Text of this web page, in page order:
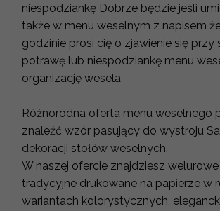
niespodziankę Dobrze będzie jeśli
także w menu weselnym z napisem
godzinie prosi cię o zjawienie się przy
potrawę lub niespodziankę menu
organizację wesela
Różnorodna oferta menu weselnego
znaleźć wzór pasujący do wystroju
dekoracji stołów weselnych.
W naszej ofercie znajdziesz
tradycyjne drukowane na papierze w
wariantach kolorystycznych,